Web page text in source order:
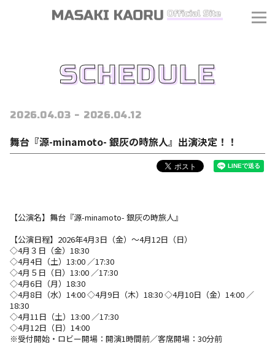
SCHEDULE
2026.04.03 - 2026.04.12
舞台『源-minamoto- 銀灰の時旅人』出演決定！！
【公演名】舞台『源-minamoto- 銀灰の時旅人』
【公演日程】2026年4月3日（金）～4月12日（日）
◇4月３日（金）18:30
◇4月4日（土）13:00 ／17:30
◇4月５日（日）13:00 ／17:30
◇4月6日（月）18:30
◇4月8日（水）14:00 ◇4月9日（木）18:30 ◇4月10日（金）14:00 ／
18:30
◇4月11日（土）13:00 ／17:30
◇4月12日（日）14:00
※受付開始・ロビー開場：開演1時間前／客席開場：30分前